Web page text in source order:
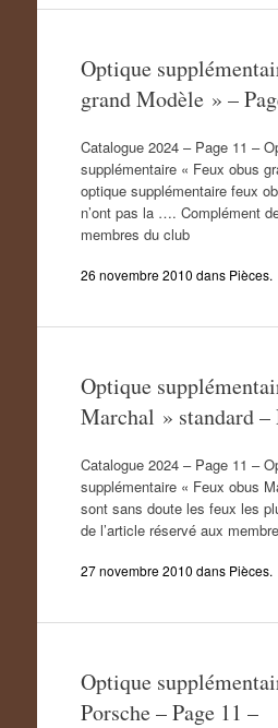
Optique
grand Modèle » –
Catalogue 2024 – Page 11 –
supplémentaire « Feux obus
optique supplémentaire feux
n’ont pas la …. Complément
membres du club
26 novembre 2010 dans Pièces.
Optique
Marchal » standard –
Catalogue 2024 – Page 11 –
supplémentaire « Feux obus
sont sans doute les feux les
de l’article réservé aux
27 novembre 2010 dans Pièces.
Optique
Porsche – Page 11 –